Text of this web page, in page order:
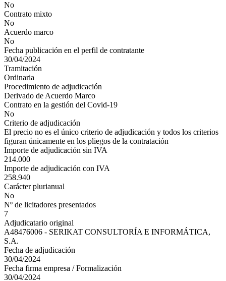
No
Contrato mixto
No
Acuerdo marco
No
Fecha publicación en el perfil de contratante
30/04/2024
Tramitación
Ordinaria
Procedimiento de adjudicación
Derivado de Acuerdo Marco
Contrato en la gestión del Covid-19
No
Criterio de adjudicación
El precio no es el único criterio de adjudicación y todos los criterios
figuran únicamente en los pliegos de la contratación
Importe de adjudicación sin IVA
214.000
Importe de adjudicación con IVA
258.940
Carácter plurianual
No
Nº de licitadores presentados
7
Adjudicatario original
A48476006 - SERIKAT CONSULTORÍA E INFORMÁTICA,
S.A.
Fecha de adjudicación
30/04/2024
Fecha firma empresa / Formalización
30/04/2024